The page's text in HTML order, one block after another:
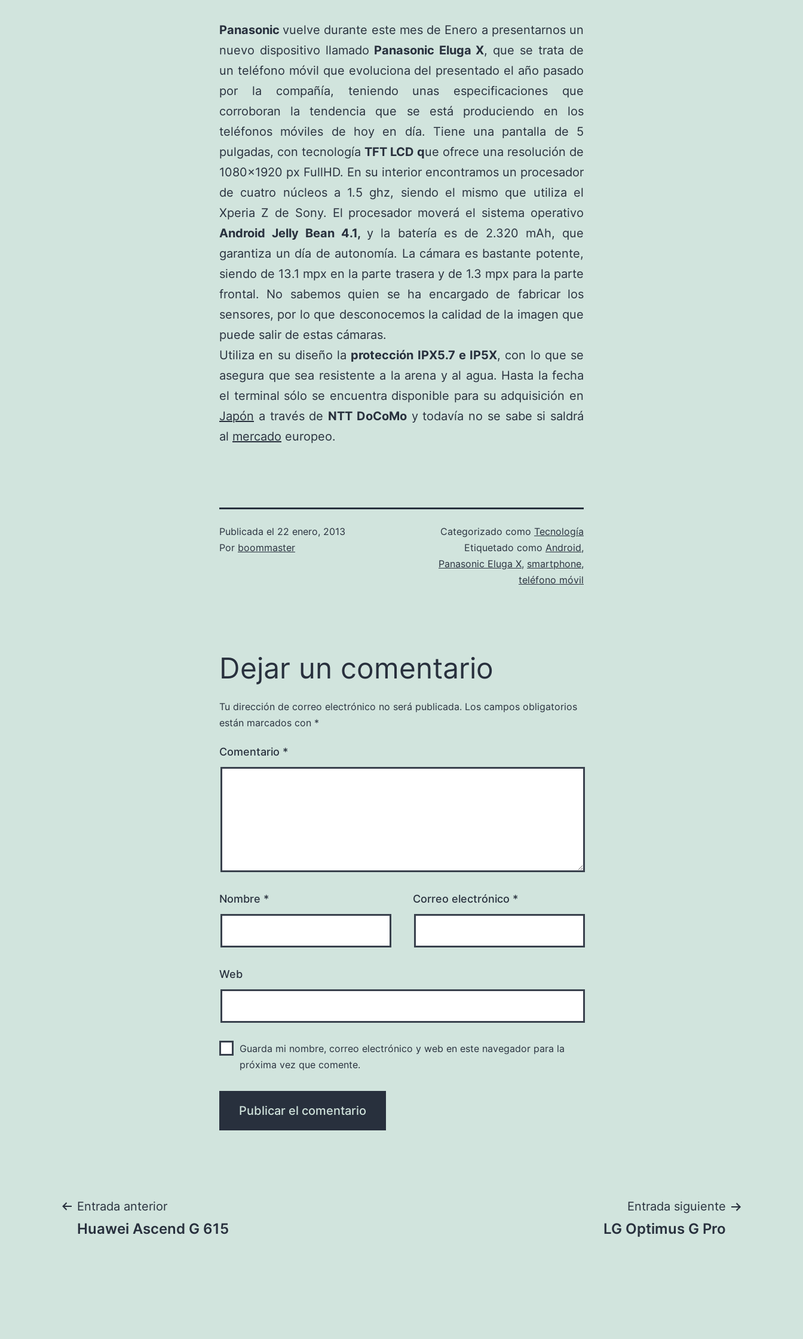
Panasonicvuelve durante este mes de Enero a presentarnos un
nuevo dispositivo llamado Panasonic Eluga X, que se trata de
un teléfono móvil que evoluciona del presentado el año pasado
por la compañía, teniendo unas especificaciones que
corroboran la tendencia que se está produciendo en los
teléfonos móviles de hoy en día. Tiene una pantalla de 5
pulgadas, con tecnología TFT LCD que ofrece una resolución de
1080×1920 px FullHD. En su interior encontramos un procesador
de cuatro núcleos a 1.5 ghz, siendo el mismo que utiliza el
Xperia Z de Sony. El procesador moverá el sistema operativo
Android Jelly Bean 4.1,y la batería es de 2.320 mAh, que
garantiza un día de autonomía. La cámara es bastante potente,
siendo de 13.1 mpx en la parte trasera y de 1.3 mpx para la parte
frontal. No sabemos quien se ha encargado de fabricar los
sensores, por lo que desconocemos la calidad de la imagen que
puede salir de estas cámaras.
Utiliza en su diseño la protección IPX5.7 e IP5X, con lo que se
asegura que sea resistente a la arena y al agua. Hasta la fecha
el terminal sólo se encuentra disponible para su adquisición en
Japón a través de NTT DoCoMoy todavía no se sabe si saldrá
al mercado europeo.
Publicada el 22 enero, 2013
Por boommaster
Categorizado como Tecnología
Etiquetado como Android,
Panasonic Eluga X, smartphone,
teléfono móvil
Dejar un comentario
Tu dirección de correo electrónico no será publicada. Los campos obligatorios
están marcados con *
Comentario *
Nombre * Correo electrónico *
Web
Guarda mi nombre, correo electrónico y web en este navegador para la
próxima vez que comente.
Navegación
Entrada anterior
Huawei Ascend G 615
Entrada siguiente
LG Optimus G Pro